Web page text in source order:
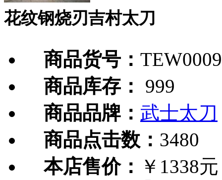
花纹钢烧刃吉村太刀
商品货号：
商品库存：
999
商品品牌： 武士太刀
商品点击数： 3480
本店售价： ￥1338元